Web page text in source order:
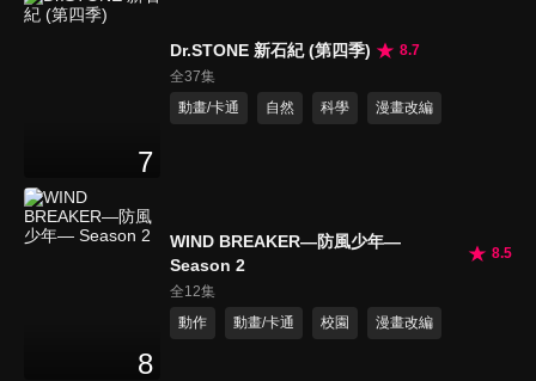
7
Dr.STONE 新石紀 (第四季)
8.7
全37集
動畫/卡通
自然 科學 漫畫改編
8
WIND BREAKER—防風少年—
Season 2
8.5
全12集
動作
動畫/卡通 校園 漫畫改編